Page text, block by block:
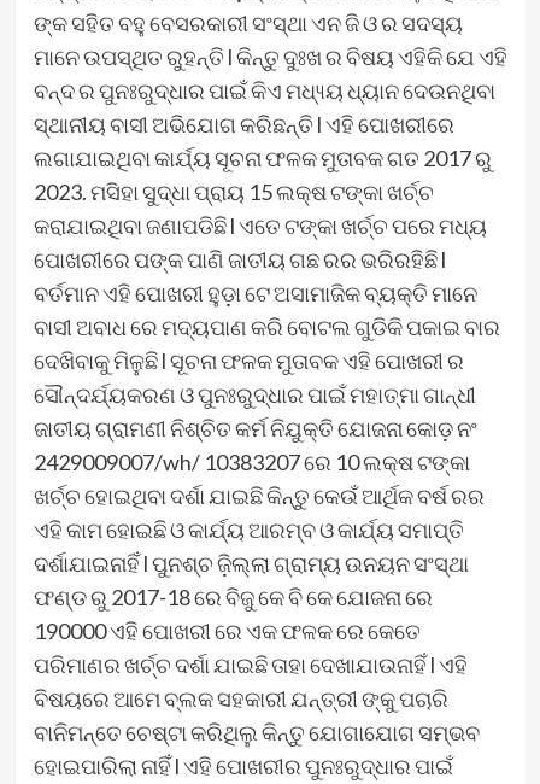
ଙ୍କ ସହିତ ବହୁ ବେସରକାରୀ ସଂସ୍ଥା ଏନ ଜି ଓ ର ସଦସ୍ୟ
ମାନେ ଉପସ୍ଥିତ ରୁହନ୍ତି l କିନ୍ତୁ ଦୁଃଖ ର ବିଷୟ ଏହିକି ଯେ ଏହି
ବନ୍ଦ ର ପୁନଃରୁଦ୍ଧାର ପାଇଁ କିଏ ମଧ୍ୟ୍ୟ ଧ୍ୟାନ ଦେଉନଥିବା
ସ୍ଥାନୀୟ ବାସୀ ଅଭିଯୋଗ କରିଛନ୍ତି l ଏହି ପୋଖରୀରେ
ଲଗାଯାଇଥିବା କାର୍ଯ୍ୟ ସୂଚନା ଫଳକ ମୁତାବକ ଗତ 2017 ରୁ
2023. ମସିହା ସୁଦ୍ଧା ପ୍ରାୟ 15 ଲକ୍ଷ ଟଙ୍କା ଖର୍ଚ୍ଚ
କରାଯାଇଥିବା ଜଣାପଡିଛି l ଏତେ ଟଙ୍କା ଖର୍ଚ୍ଚ ପରେ ମଧ୍ୟ
ପୋଖରୀରେ ପଙ୍କ ପାଣି ଜାତୀୟ ଗଛ ରର ଭରିରହିଛି l
ବର୍ତମାନ ଏହି ପୋଖରୀ ହୁଡ଼ା ଟେ ଅସାମାଜିକ ବ୍ୟକ୍ତି ମାନେ
ବାସୀ ଅବାଧ ରେ ମଦ୍ୟପାଣ କରି ବୋଟଲ ଗୁଡିକି ପକାଇ ବାର
ଦେଖିବାକୁ ମିଳୁଛି l ସୂଚନା ଫଳକ ମୁତାବକ ଏହି ପୋଖରୀ ର
ସୌନ୍ଦର୍ଯ୍ୟକରଣ ଓ ପୁନଃରୁଦ୍ଧାର ପାଇଁ ମହାତ୍ମା ଗାନ୍ଧୀ
ଜାତୀୟ ଗ୍ରାମଣୀ ନିଶ୍ଚିତ କର୍ମ ନିଯୁକ୍ତି ଯୋଜନା କୋଡ଼ ନଂ
2429009007/wh/ 10383207 ରେ 10 ଲକ୍ଷ ଟଙ୍କା
ଖର୍ଚ୍ଚ ହୋଇଥିବା ଦର୍ଶା ଯାଇଛି କିନ୍ତୁ କେଉଁ ଆର୍ଥିକ ବର୍ଷ ରର
ଏହି କାମ ହୋଇଛି ଓ କାର୍ଯ୍ୟ ଆରମ୍ବ ଓ କାର୍ଯ୍ୟ ସମାପ୍ତି
ଦର୍ଶାଯାଇନାହିଁ l ପୁନଶ୍ଚ ଜ଼ିଲ୍ଲା ଗ୍ରାମ୍ୟ ଉନୟନ ସଂସ୍ଥା
ଫଣ୍ଡ ରୁ 2017-18 ରେ ବିଜୁ କେ ବି କେ ଯୋଜନା ରେ
190000 ଏହି ପୋଖରୀ ରେ ଏକ ଫଳକ ରେ କେତେ
ପରିମାଣର ଖର୍ଚ୍ଚ ଦର୍ଶା ଯାଇଛି ତାହା ଦେଖାଯାଉନାହିଁ l ଏହି
ବିଷୟରେ ଆମେ ବ୍ଲକ ସହକାରୀ ଯନ୍ତ୍ରୀ ଙ୍କୁ ପଚାରି
ବାନିମନ୍ତେ ଚେଷ୍ଟା କରିଥିଲୁ କିନ୍ତୁ ଯୋଗାଯୋଗ ସମ୍ଭବ
ହୋଇପାରିଲା ନାହିଁ l ଏହି ପୋଖରୀର ପୁନଃରୁଦ୍ଧାର ପାଇଁ